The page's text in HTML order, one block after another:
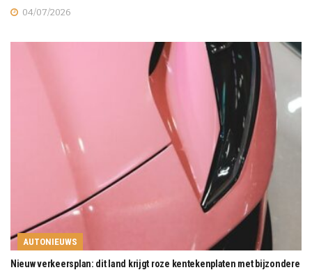
04/07/2026
AUTONIEUWS
Nieuw verkeersplan: dit land krijgt roze kentekenplaten met bijzondere